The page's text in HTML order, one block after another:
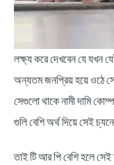
লক্ষ্য করে দেখবেন যে যখন
অন্যতম জনপ্রিয় হয়ে ওঠে
সেগুলো থাকে নামী দামি
গুলি বেশি অর্থ দিয়ে সেই
তাই টি আর পি বেশি হলে